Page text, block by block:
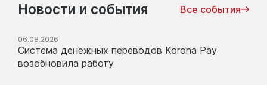
Новости и события Все события
06.08.2026
Система денежных переводов Korona Pay
возобновила работу